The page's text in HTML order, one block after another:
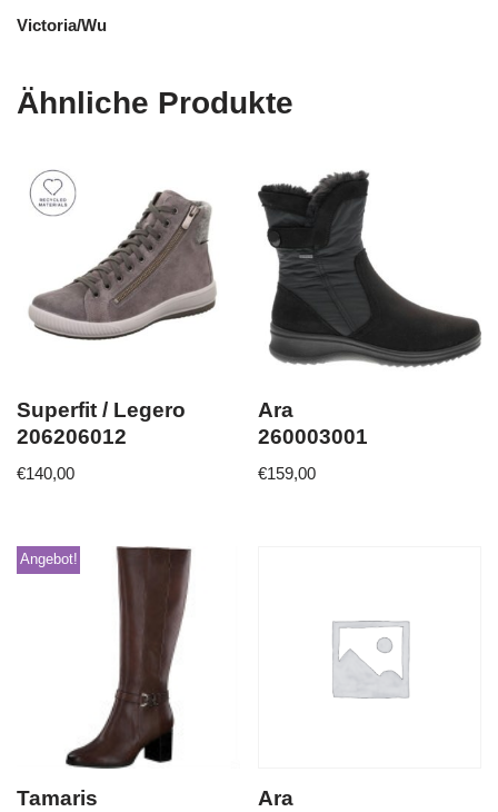
Victoria/Wu
Ähnliche Produkte
Superfit / Legero
206206012
€140,00
Ara
260003001
€159,00
Angebot!
Tamaris
Ara